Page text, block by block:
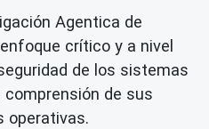
Agentica de
crítico y a nivel
de los sistemas
comprensión de sus
operativas.